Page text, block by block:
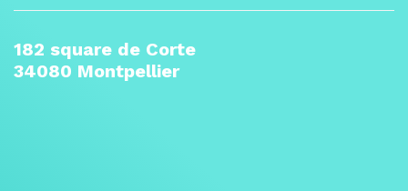
182 square de Corte
34080 Montpellier